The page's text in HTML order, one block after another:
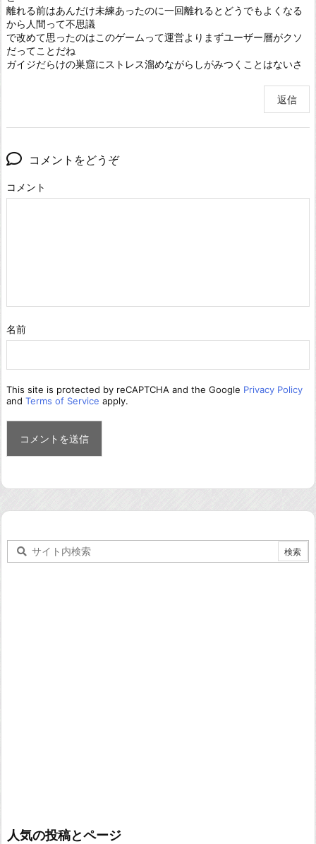
離れる前はあんだけ未練あったのに一回離れるとどうでもよくなる
から人間って不思議
で改めて思ったのはこのゲームって運営よりまずユーザー層がクソ
だってことだね
ガイジだらけの巣窟にストレス溜めながらしがみつくことはないさ
返信
コメントをどうぞ
コメント
名前
This site is protected by reCAPTCHA and the Google Privacy Policy
and Terms of Service apply.
人気の投稿とページ